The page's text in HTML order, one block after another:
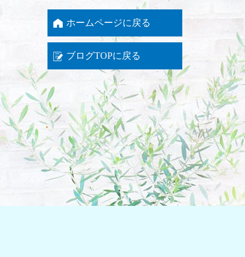
ホームページに戻る
ブログTOPに戻る